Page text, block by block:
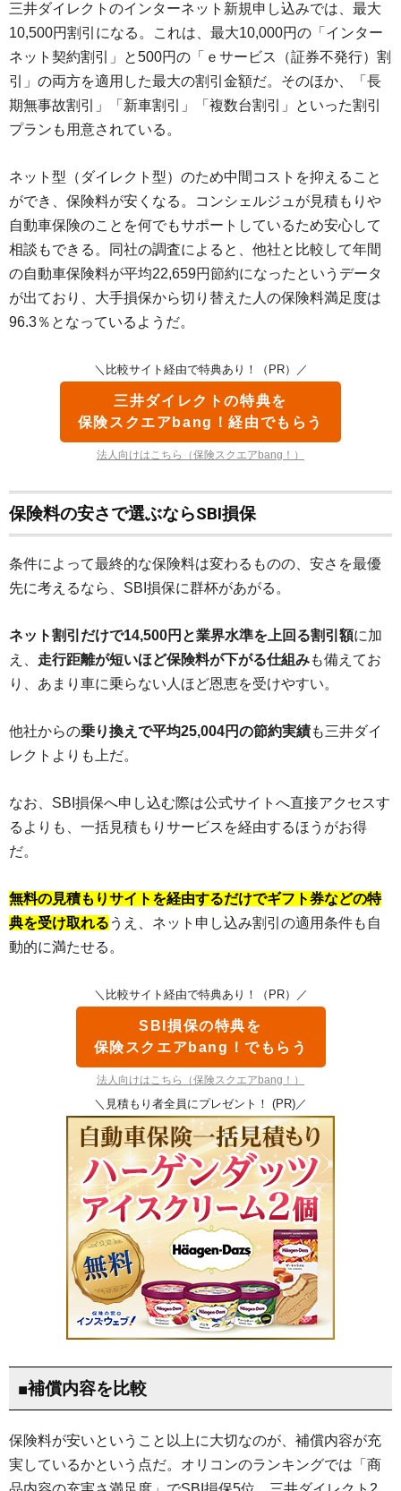
三井ダイレクトのインターネット新規申し込みでは、最大
10,500円割引になる。これは、最大10,000円の「インター
ネット契約割引」と500円の「ｅサービス（証券不発行）割
引」の両方を適用した最大の割引金額だ。そのほか、「長
期無事故割引」「新車割引」「複数台割引」といった割引
プランも用意されている。
ネット型（ダイレクト型）のため中間コストを抑えること
ができ、保険料が安くなる。コンシェルジュが見積もりや
自動車保険のことを何でもサポートしているため安心して
相談もできる。同社の調査によると、他社と比較して年間
の自動車保険料が平均22,659円節約になったというデータ
が出ており、大手損保から切り替えた人の保険料満足度は
96.3％となっているようだ。
＼比較サイト経由で特典あり！（PR）／
三井ダイレクトの特典を
保険スクエアbang！経由でもらう
法人向けはこちら（保険スクエアbang！）
保険料の安さで選ぶならSBI損保
条件によって最終的な保険料は変わるものの、安さを最優
先に考えるなら、SBI損保に群杯があがる。
ネット割引だけで14,500円と業界水準を上回る割引額に加
え、 走行距離が短いほど保険料が下がる仕組みも備えてお
り、あまり車に乗らない人ほど恩恵を受けやすい。
他社からの乗り換えで平均25,004円の節約実績も三井ダイ
レクトよりも上だ。
なお、SBI損保へ申し込む際は公式サイトへ直接アクセスす
るよりも、一括見積もりサービスを経由するほうがお得
だ。
無料の見積もりサイトを経由するだけでギフト券などの特
典を受け取れる うえ、ネット申し込み割引の適用条件も自
動的に満たせる。
＼比較サイト経由で特典あり！（PR）／
SBI損保の特典を
保険スクエアbang！でもらう
法人向けはこちら（保険スクエアbang！）
＼見積もり者全員にプレゼント！ (PR)／
■補償内容を比較
保険料が安いということ以上に大切なのが、補償内容が充
実しているかという点だ。オリコンのランキングでは「商